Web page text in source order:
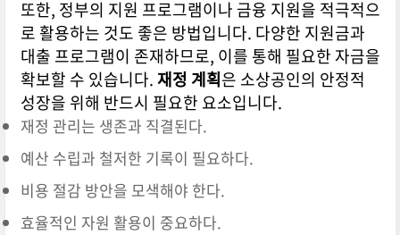
또한, 정부의 지원 프로그램이나 금융 지원을 적극적으
로 활용하는 것도 좋은 방법입니다. 다양한 지원금과
대출 프로그램이 존재하므로, 이를 통해 필요한 자금을
확보할 수 있습니다.재정 계획은 소상공인의 안정적
성장을 위해 반드시 필요한 요소입니다.
재정 관리는 생존과 직결된다.
예산 수립과 철저한 기록이 필요하다.
비용 절감 방안을 모색해야 한다.
효율적인 자원 활용이 중요하다.